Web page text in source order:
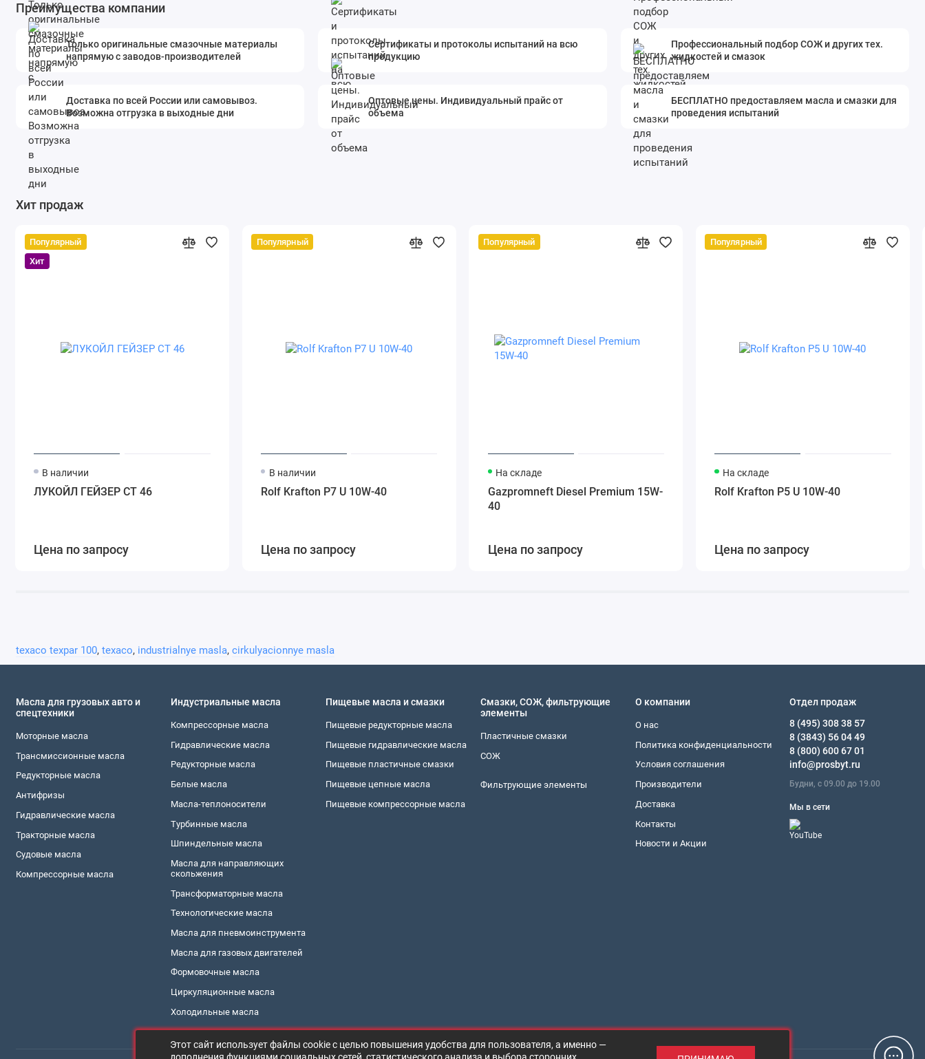
Преимущества компании
Только оригинальные смазочные материалы
напрямую с заводов-производителей
Сертификаты и протоколы испытаний на всю
продукцию
Профессиональный подбор СОЖ и других тех.
жидкостей и смазок
Доставка по всей России или самовывоз.
Возможна отгрузка в выходные дни
Оптовые цены. Индивидуальный прайс от
объема
БЕСПЛАТНО предоставляем масла и смазки для
проведения испытаний
Хит продаж
Популярный
Хит
В наличии
ЛУКОЙЛ ГЕЙЗЕР СТ 46
Цена по запросу
Популярный
В наличии
Rolf Krafton P7 U 10W-40
Цена по запросу
Популярный
На складе
Gazpromneft Diesel Premium 15W-
40
Цена по запросу
Популярный
На складе
Rolf Krafton P5 U 10W-40
Цена по запросу
texaco texpar 100, texaco, industrialnye masla, cirkulyacionnye masla
Масла для грузовых авто и
спецтехники
Моторные масла
Трансмиссионные масла
Редукторные масла
Антифризы
Гидравлические масла
Тракторные масла
Судовые масла
Компреccорные масла
Индустриальные масла
Компреccорные масла
Гидравлическиe масла
Редукторные масла
Белые масла
Масла-теплоносители
Турбинные масла
Шпиндельные масла
Масла для направляющих
скольжения
Трансформаторные масла
Технологические масла
Масла для пневмоинструмента
Масла для газовых двигателей
Формовочные масла
Циркуляционные масла
Холодильные масла
Пищевые масла и смазки
Пищевые редукторные масла
Пищевые гидравлические масла
Пищевые пластичные смазки
Пищевые цепные масла
Пищевые компрессорные масла
Смазки, СОЖ, фильтрующие
элементы
Пластичные смазки
СОЖ
Фильтрующие элементы
О компании
О нас
Политика конфиденциальности
Условия соглашения
Производители
Доставка
Контакты
Новости и Акции
Отдел продаж
8 (495) 308 38 57
8 (3843) 56 04 49
8 (800) 600 67 01
info@prosbyt.ru
Будни, с 09.00 до 19.00
Мы в сети
Этот сайт использует файлы cookie с целью повышения удобства для пользователя, а именно —